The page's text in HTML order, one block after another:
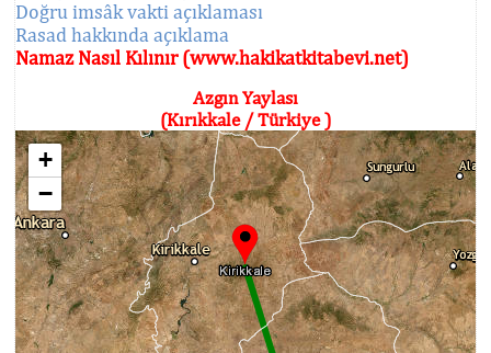
Doğru imsâk vakti açıklaması
Rasad hakkında açıklama
Namaz Nasıl Kılınır (www.hakikatkitabevi.net)
Azgın Yaylası
(Kırıkkale / Türkiye )
+
−